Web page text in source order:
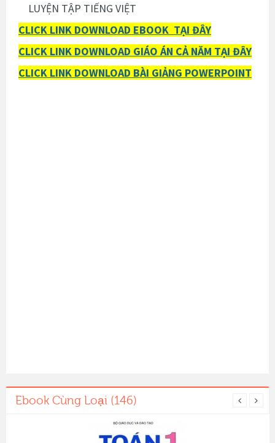
LUYỆN TẬP TIẾNG VIỆT
CLICK LINK DOWNLOAD EBOOK TẠI ĐÂY
CLICK LINK DOWNLOAD GIÁO ÁN CẢ NĂM TẠI ĐÂY
CLICK LINK DOWNLOAD BÀI GIẢNG POWERPOINT
Ebook Cùng Loại (146)